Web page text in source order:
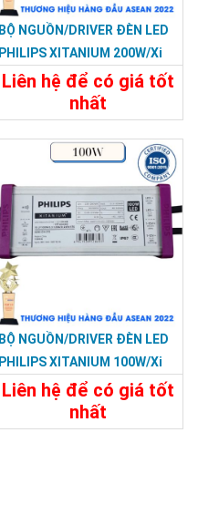
BỘ NGUỒN/DRIVER ĐÈN LED
PHILIPS XITANIUM 200W/Xi
LP 200W 0.3–1.05A S1 WL
Liên hệ để có giá tốt
nhất
BỘ NGUỒN/DRIVER ĐÈN LED
PHILIPS XITANIUM 100W/Xi
LP 100W 0.3–1.05A S1 WL
Liên hệ để có giá tốt
nhất